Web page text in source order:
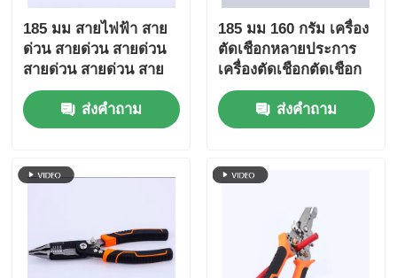
คีมตัดปลาย
เครื่องกดหลายฟังก์ชัน
เครื่องตัดสายไฟเบอร์ออปติก
185 มม สายไฟฟ้า สาย
ด่วน สายด่วน สายด่วน
สายด่วน สายด่วน สาย
ด่วน สายด่วน สายด่วน
สายด่วน สายด่วน สาย
ด่วน สายด่วน สายด่วน
ด่วน
ส่งคำถาม
185 มม 160 กรัม เครื่อง
ตัดเชือกหลายประการ
เครื่องตัดเชือกตัดเชือก
ตัดเชือก
ส่งคำถาม